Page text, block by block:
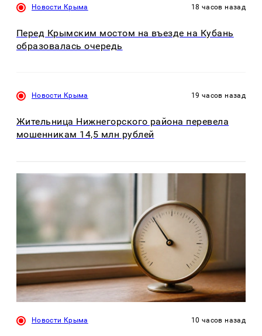
Новости Крыма 18 часов назад
Перед Крымским мостом на въезде на Кубань
образовалась очередь
Новости Крыма 19 часов назад
Жительница Нижнегорского района перевела
мошенникам 14,5 млн рублей
Новости Крыма 10 часов назад